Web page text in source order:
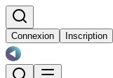
Connexion Inscription